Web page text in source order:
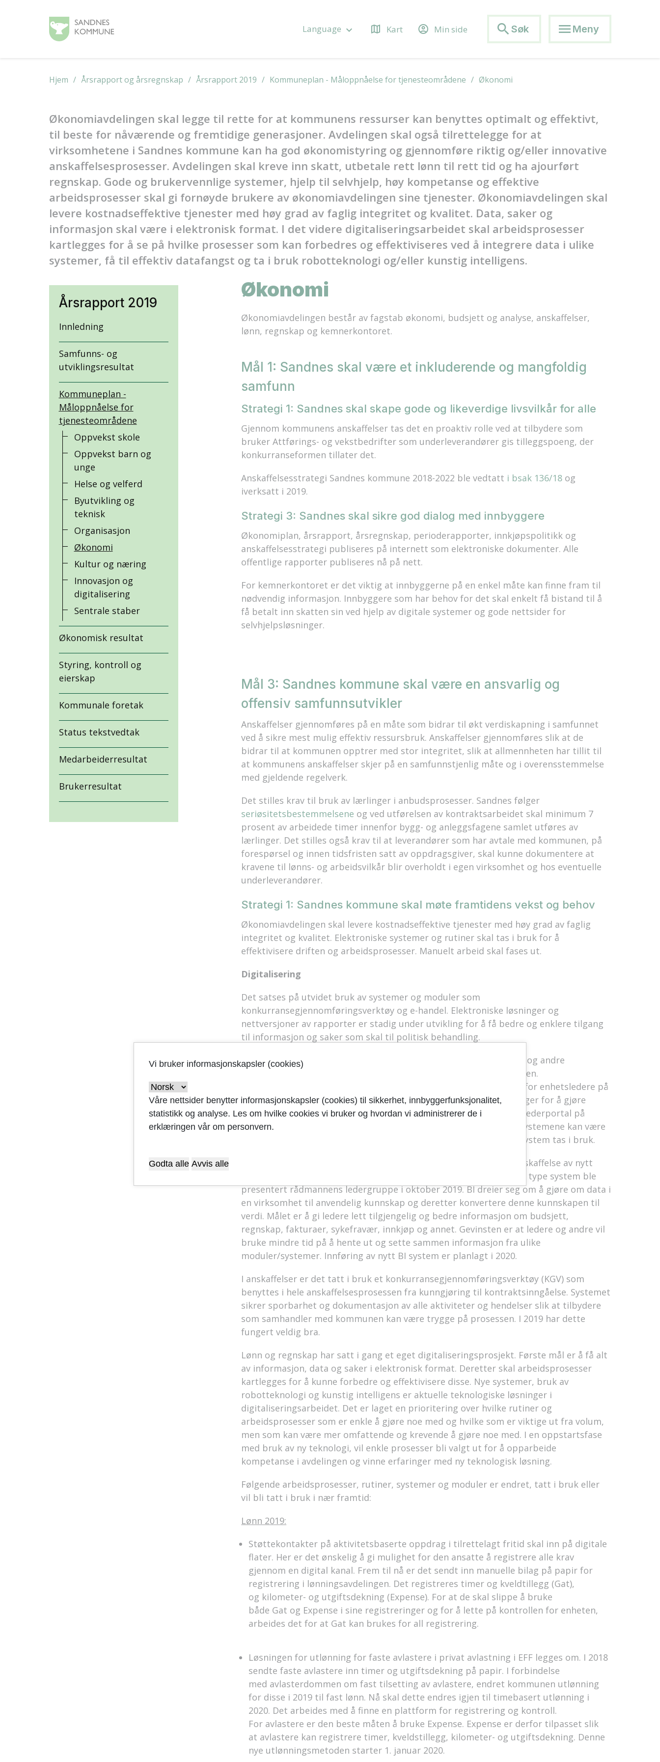
Language keyboard_arrow_down map Kart account_circle Min side search Søk menu Meny
Hjem Årsrapport og årsregnskap Årsrapport 2019 Kommuneplan - Måloppnåelse for tjenesteområdene Økonomi
Økonomiavdelingen skal legge til rette for at kommunens ressurser kan benyttes optimalt og effektivt,
til beste for nåværende og fremtidige generasjoner. Avdelingen skal også tilrettelegge for at
virksomhetene i Sandnes kommune kan ha god økonomistyring og gjennomføre riktig og/eller innovative
anskaffelsesprosesser. Avdelingen skal kreve inn skatt, utbetale rett lønn til rett tid og ha ajourført
regnskap. Gode og brukervennlige systemer, hjelp til selvhjelp, høy kompetanse og effektive
arbeidsprosesser skal gi fornøyde brukere av økonomiavdelingen sine tjenester. Økonomiavdelingen skal
levere kostnadseffektive tjenester med høy grad av faglig integritet og kvalitet. Data, saker og
informasjon skal være i elektronisk format. I det videre digitaliseringsarbeidet skal arbeidsprosesser
kartlegges for å se på hvilke prosesser som kan forbedres og effektiviseres ved å integrere data i ulike
systemer, få til effektiv datafangst og ta i bruk robotteknologi og/eller kunstig intelligens.
Årsrapport 2019
Innledning
Samfunns- og
utviklingsresultat
Kommuneplan -
Måloppnåelse for
tjenesteområdene
Oppvekst skole
Oppvekst barn og
unge
Helse og velferd
Byutvikling og
teknisk
Organisasjon
Økonomi
Kultur og næring
Innovasjon og
digitalisering
Sentrale staber
Økonomisk resultat
Styring, kontroll og
eierskap
Kommunale foretak
Status tekstvedtak
Medarbeiderresultat
Brukerresultat
Økonomi
Økonomiavdelingen består av fagstab økonomi, budsjett og analyse, anskaffelser,
lønn, regnskap og kemnerkontoret.
Mål 1: Sandnes skal være et inkluderende og mangfoldig
samfunn
Strategi 1: Sandnes skal skape gode og likeverdige livsvilkår for alle
Gjennom kommunens anskaffelser tas det en proaktiv rolle ved at tilbydere som
bruker Attførings- og vekstbedrifter som underleverandører gis tilleggspoeng, der
konkurranseformen tillater det.
Anskaffelsesstrategi Sandnes kommune 2018-2022 ble vedtatt i bsak 136/18 og
iverksatt i 2019.
Strategi 3: Sandnes skal sikre god dialog med innbyggere
Økonomiplan, årsrapport, årsregnskap, perioderapporter, innkjøpspolitikk og
anskaffelsesstrategi publiseres på internett som elektroniske dokumenter. Alle
offentlige rapporter publiseres nå på nett.
For kemnerkontoret er det viktig at innbyggerne på en enkel måte kan finne fram til
nødvendig informasjon. Innbyggere som har behov for det skal enkelt få bistand til å
få betalt inn skatten sin ved hjelp av digitale systemer og gode nettsider for
selvhjelpsløsninger.
Mål 3: Sandnes kommune skal være en ansvarlig og
offensiv samfunnsutvikler
Anskaffelser gjennomføres på en måte som bidrar til økt verdiskapning i samfunnet
ved å sikre mest mulig effektiv ressursbruk. Anskaffelser gjennomføres slik at de
bidrar til at kommunen opptrer med stor integritet, slik at allmennheten har tillit til
at kommunens anskaffelser skjer på en samfunnstjenlig måte og i overensstemmelse
med gjeldende regelverk.
Det stilles krav til bruk av lærlinger i anbudsprosesser. Sandnes følger
seriøsitetsbestemmelsene og ved utførelsen av kontraktsarbeidet skal minimum 7
prosent av arbeidede timer innenfor bygg- og anleggsfagene samlet utføres av
lærlinger. Det stilles også krav til at leverandører som har avtale med kommunen, på
forespørsel og innen tidsfristen satt av oppdragsgiver, skal kunne dokumentere at
kravene til lønns- og arbeidsvilkår blir overholdt i egen virksomhet og hos eventuelle
underleverandører.
Strategi 1: Sandnes kommune skal møte framtidens vekst og behov
Økonomiavdelingen skal levere kostnadseffektive tjenester med høy grad av faglig
integritet og kvalitet. Elektroniske systemer og rutiner skal tas i bruk for å
effektivisere driften og arbeidsprosesser. Manuelt arbeid skal fases ut.
Digitalisering
Det satses på utvidet bruk av systemer og moduler som
konkurransegjennomføringsverktøy og e-handel. Elektroniske løsninger og
nettversjoner av rapporter er stadig under utvikling for å få bedre og enklere tilgang
til informasjon og saker som skal til politisk behandling.
På kommunens intranett legges informasjon til virksomhetsledere og andre
medarbeidere som har behov for informasjon fra økonomiavdelingen.
Økonomireglementet samt diverse bilagsskjema er nå tilgjengelig for enhetsledere på
intranett. Det er imidlertid ønskelig med bedre systemer og løsninger for å gjøre
arbeidsdagen enklere for ledere og andre med økonomiansvar. En lederportal på
kommunens intranettside med oppgaveliste som er knyttet mot systemene kan være
en løsning. Alternativt kan et nytt og utvidet virksomhetsstyringssystem tas i bruk.
, å gå til anskaffelse av nytt
Business Intelligence (BI) verktøy for Sandnes kommune. Forslag til type system ble
presentert rådmannens ledergruppe i oktober 2019. BI dreier seg om å gjøre om data i
en virksomhet til anvendelig kunnskap og deretter konvertere denne kunnskapen til
verdi. Målet er å gi ledere lett tilgjengelig og bedre informasjon om budsjett,
regnskap, fakturaer, sykefravær, innkjøp og annet. Gevinsten er at ledere og andre vil
bruke mindre tid på å hente ut og sette sammen informasjon fra ulike
moduler/systemer. Innføring av nytt BI system er planlagt i 2020.
I anskaffelser er det tatt i bruk et konkurransegjennomføringsverktøy (KGV) som
benyttes i hele anskaffelsesprosessen fra kunngjøring til kontraktsinngåelse. Systemet
sikrer sporbarhet og dokumentasjon av alle aktiviteter og hendelser slik at tilbydere
som samhandler med kommunen kan være trygge på prosessen. I 2019 har dette
fungert veldig bra.
Lønn og regnskap har satt i gang et eget digitaliseringsprosjekt. Første mål er å få alt
av informasjon, data og saker i elektronisk format. Deretter skal arbeidsprosesser
kartlegges for å kunne forbedre og effektivisere disse. Nye systemer, bruk av
robotteknologi og kunstig intelligens er aktuelle teknologiske løsninger i
digitaliseringsarbeidet. Det er laget en prioritering over hvilke rutiner og
arbeidsprosesser som er enkle å gjøre noe med og hvilke som er viktige ut fra volum,
men som kan være mer omfattende og krevende å gjøre noe med. I en oppstartsfase
med bruk av ny teknologi, vil enkle prosesser bli valgt ut for å opparbeide
kompetanse i avdelingen og vinne erfaringer med ny teknologisk løsning.
Følgende arbeidsprosesser, rutiner, systemer og moduler er endret, tatt i bruk eller
vil bli tatt i bruk i nær framtid:
Lønn 2019:
Støttekontakter på aktivitetsbaserte oppdrag i tilrettelagt fritid skal inn på digitale
flater. Her er det ønskelig å gi mulighet for den ansatte å registrere alle krav
gjennom en digital kanal. Frem til nå er det sendt inn manuelle bilag på papir for
registrering i lønningsavdelingen. Det registreres timer og kveldtillegg (Gat),
og kilometer- og utgiftsdekning (Expense). For at de skal slippe å bruke
både Gat og Expense i sine registreringer og for å lette på kontrollen for enheten,
arbeides det for at Gat kan brukes for all registrering.
Løsningen for utlønning for faste avlastere i privat avlastning i EFF legges om. I 2018
sendte faste avlastere inn timer og utgiftsdekning på papir. I forbindelse
med avlasterdommen om fast tilsetting av avlastere, endret kommunen utlønning
for disse i 2019 til fast lønn. Nå skal dette endres igjen til timebasert utlønning i
2020. Det arbeides med å finne en plattform for registrering og kontroll.
For avlastere er den beste måten å bruke Expense. Expense er derfor tilpasset slik
at avlastere kan registrere timer, kveldstillegg, kilometer- og utgiftsdekning. Denne
nye utlønningsmetoden starter 1. januar 2020.
Vi bruker informasjonskapsler (cookies)
Våre nettsider benytter informasjonskapsler (cookies) til sikkerhet, innbyggerfunksjonalitet,
statistikk og analyse. Les om hvilke cookies vi bruker og hvordan vi administrerer de i
erklæringen vår om personvern.
Godta alle Avvis alle